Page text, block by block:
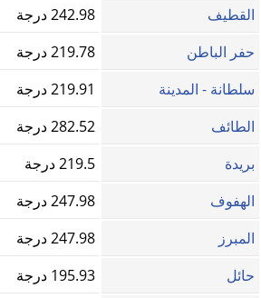
القطيف
242.98 درجة
حفر الباطن
219.78 درجة
سلطانة - المدينة
219.91 درجة
الطائف
282.52 درجة
بريدة
219.5 درجة
الهفوف
247.98 درجة
المبرز
247.98 درجة
حائل
195.93 درجة